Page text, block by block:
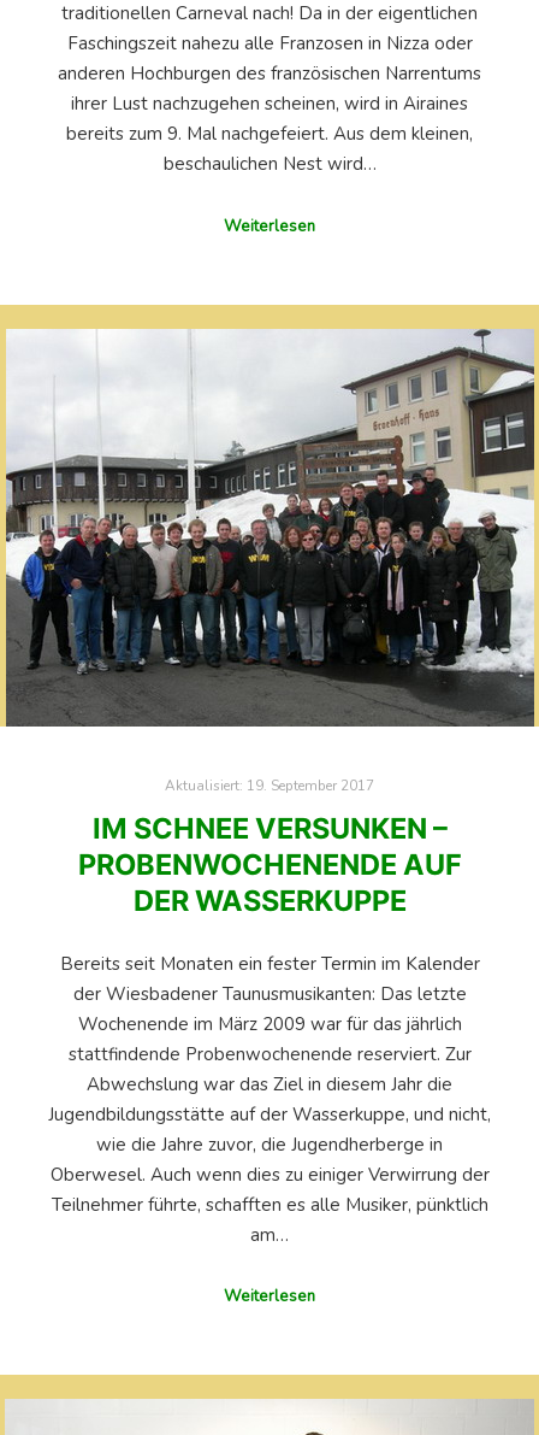
traditionellen Carneval nach! Da in der eigentlichen
Faschingszeit nahezu alle Franzosen in Nizza oder
anderen Hochburgen des französischen Narrentums
ihrer Lust nachzugehen scheinen, wird in Airaines
bereits zum 9. Mal nachgefeiert. Aus dem kleinen,
beschaulichen Nest wird…
Weiterlesen
Aktualisiert: 19. September 2017
IM SCHNEE VERSUNKEN –
PROBENWOCHENENDE AUF
DER WASSERKUPPE
Bereits seit Monaten ein fester Termin im Kalender
der Wiesbadener Taunusmusikanten: Das letzte
Wochenende im März 2009 war für das jährlich
stattfindende Probenwochenende reserviert. Zur
Abwechslung war das Ziel in diesem Jahr die
Jugendbildungsstätte auf der Wasserkuppe, und nicht,
wie die Jahre zuvor, die Jugendherberge in
Oberwesel. Auch wenn dies zu einiger Verwirrung der
Teilnehmer führte, schafften es alle Musiker, pünktlich
am…
Weiterlesen